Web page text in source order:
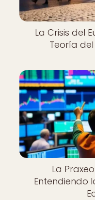
La Crisis del
Teoría
La
Entendiendo